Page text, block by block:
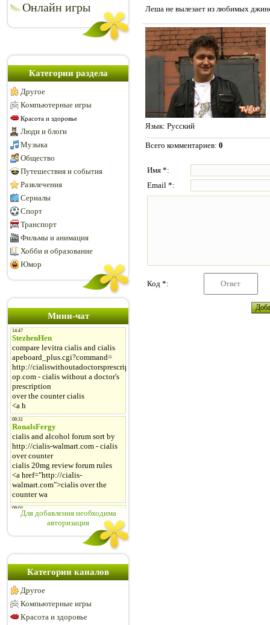
Онлайн игры
Категории раздела
Другое
Компьютерные игры
Красота и здоровье
Люди и блоги
Музыка
Общество
Путешествия и события
Развлечения
Сериалы
Спорт
Транспорт
Фильмы и анимация
Хобби и образование
Юмор
Мини-чат
Для добавления необходима
авторизация
Категории каналов
Другое
Компьютерные игры
Красота и здоровье
Леша не вылезает из любимых
Язык: Русский
Всего комментариев: 0
Имя *:
Email *:
Код *: